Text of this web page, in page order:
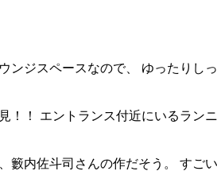
ジスペースなので、 ゆったり
！ エントランス付近にいるラ
内佐斗司さんの作だそう。 すご